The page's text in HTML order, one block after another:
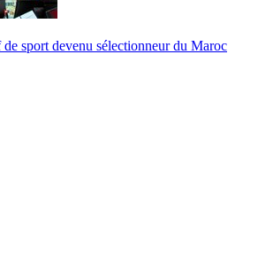
sport devenu sélectionneur du Maroc